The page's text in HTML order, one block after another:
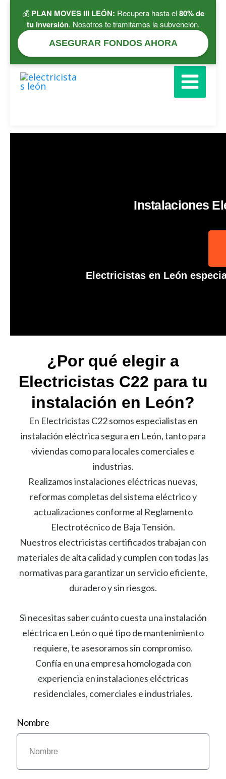
💰 PLAN MOVES III LEÓN: Recupera hasta el80% de
tu inversión. Nosotros te tramitamos la subvención.
ASEGURAR FONDOS AHORA
contenido
Instalaciones
Electricistas en León
¿Por qué elegir a
Electricistas C22 para tu
instalación en León?
En Electricistas C22 somos especialistas en
instalación eléctrica segura en León, tanto para
viviendas como para locales comerciales e
industrias.
Realizamos instalaciones eléctricas nuevas,
reformas completas del sistema eléctrico y
actualizaciones conforme al Reglamento
Electrotécnico de Baja Tensión.
Nuestros electricistas certificados trabajan con
materiales de alta calidad y cumplen con todas las
normativas para garantizar un servicio eficiente,
duradero y sin riesgos.
Si necesitas saber cuánto cuesta una instalación
eléctrica en León o qué tipo de mantenimiento
requiere, te asesoramos sin compromiso.
Confía en una empresa homologada con
experiencia en instalaciones eléctricas
residenciales, comerciales e industriales.
Nombre